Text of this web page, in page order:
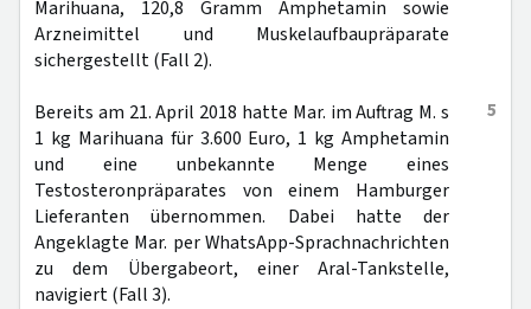
Marihuana, 120,8 Gramm Amphetamin sowie
Arzneimittel und Muskelaufbaupräparate
sichergestellt (Fall 2).
5
Bereits am 21. April 2018 hatte Mar. im Auftrag M. s
1 kg Marihuana für 3.600 Euro, 1 kg Amphetamin
und eine unbekannte Menge eines
Testosteronpräparates von einem Hamburger
Lieferanten übernommen. Dabei hatte der
Angeklagte Mar. per WhatsApp-Sprachnachrichten
zu dem Übergabeort, einer Aral-Tankstelle,
navigiert (Fall 3).